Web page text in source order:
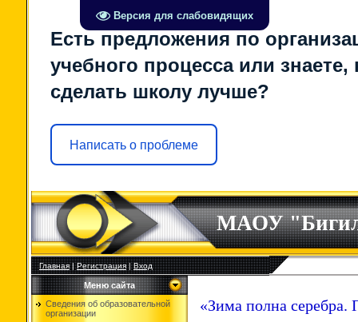
Версия для слабовидящих
Есть предложения по
учебного процесса или знаете,
сделать школу лучше?
Написать о проблеме
МАОУ
Главная|Регистрация|Вход
Меню сайта
Сведения об образовательной
организации
«Зима полна